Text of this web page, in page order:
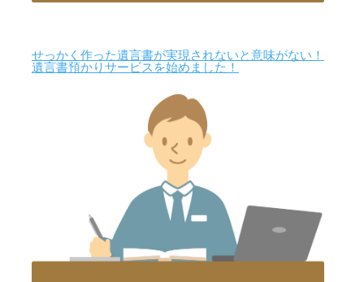
せっかく作った遺言書が実現されないと意味がない！
遺言書預かりサービスを始めました！